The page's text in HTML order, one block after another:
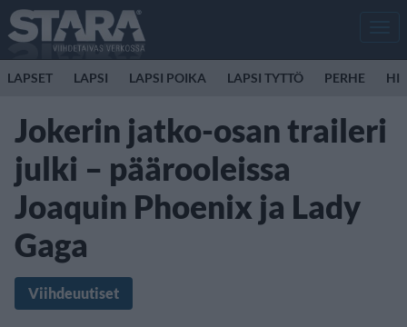
LAPSET LAPSI LAPSI POIKA LAPSI TYTTÖ PERHE
Jokerin jatko-osan traileri
julki – päärooleissa
Joaquin Phoenix ja Lady
Gaga
Viihdeuutiset